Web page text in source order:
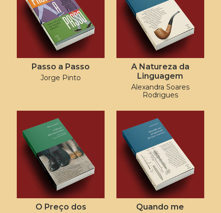
Passo a Passo
Jorge Pinto
A Natureza da
Linguagem
Alexandra Soares
Rodrigues
O Preço dos
Quando me